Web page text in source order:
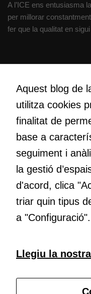
A l’ICE ens entusiasma
per millorar
fer que la qualitat en
Volem crear espais de
nos el que estem fent,
maneres de fer-ho i
Educació
transformació. Volem
metodologies docents
dinàmics.
Subscriu-te al
Aquest blog de
utilitza cookies
finalitat de
base a
seguiment i
la gestió
d'acord, clica
triar quin tipus
a "Configuració".
Llegiu la